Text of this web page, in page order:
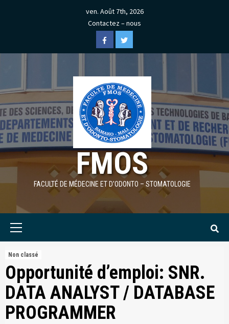
ven. Août 7th, 2026
Contactez – nous
FacebookTwitter
FMOS
FACULTÉ DE MÉDECINE ET D'ODONTO – STOMATOLOGIE
Non classé
Opportunité d’emploi: SNR.
DATA ANALYST / DATABASE
PROGRAMMER